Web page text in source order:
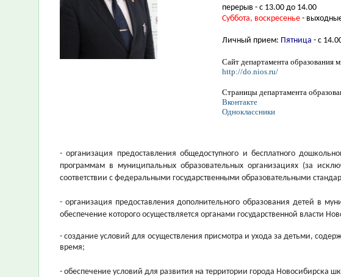
перерыв - с 13.00 до 14.00
Суббота, воскресенье -
Личный прием: Пятница - с
Сайт департамента образования
http://do.nios.ru/
Страницы департамента
Вконтакте
Одноклассники
- организация предоставления общедоступного и бесплатного
программам в муниципальных образовательных организациях (за
соответствии с федеральными государственными образовательными
- организация предоставления дополнительного образования детей в
обеспечение которого осуществляется органами государственной власти
- создание условий для осуществления присмотра и ухода за детьми,
время;
- обеспечение условий для развития на территории города Новосибирска